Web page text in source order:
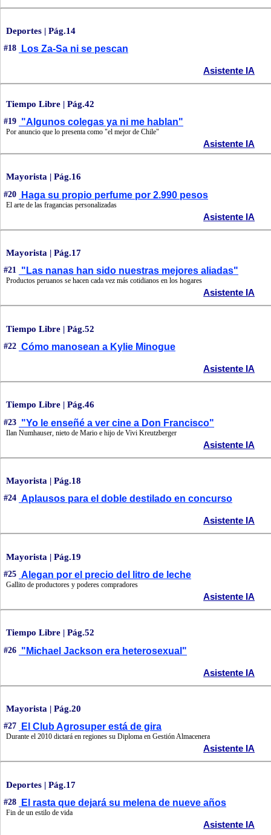
Deportes | Pág.14
#18 Los Za-Sa ni se pescan
Asistente IA
Tiempo Libre | Pág.42
#19 "Algunos colegas ya ni me hablan"
Por anuncio que lo presenta como "el mejor de Chile"
Asistente IA
Mayorista | Pág.16
#20 Haga su propio perfume por 2.990 pesos
El arte de las fragancias personalizadas
Asistente IA
Mayorista | Pág.17
#21 "Las nanas han sido nuestras mejores aliadas"
Productos peruanos se hacen cada vez más cotidianos en los hogares
Asistente IA
Tiempo Libre | Pág.52
#22 Cómo manosean a Kylie Minogue
Asistente IA
Tiempo Libre | Pág.46
#23 "Yo le enseñé a ver cine a Don Francisco"
Ilan Numhauser, nieto de Mario e hijo de Vivi Kreutzberger
Asistente IA
Mayorista | Pág.18
#24 Aplausos para el doble destilado en concurso
Asistente IA
Mayorista | Pág.19
#25 Alegan por el precio del litro de leche
Gallito de productores y poderes compradores
Asistente IA
Tiempo Libre | Pág.52
#26 "Michael Jackson era heterosexual"
Asistente IA
Mayorista | Pág.20
#27 El Club Agrosuper está de gira
Durante el 2010 dictará en regiones su Diploma en Gestión Almacenera
Asistente IA
Deportes | Pág.17
#28 El rasta que dejará su melena de nueve años
Fin de un estilo de vida
Asistente IA